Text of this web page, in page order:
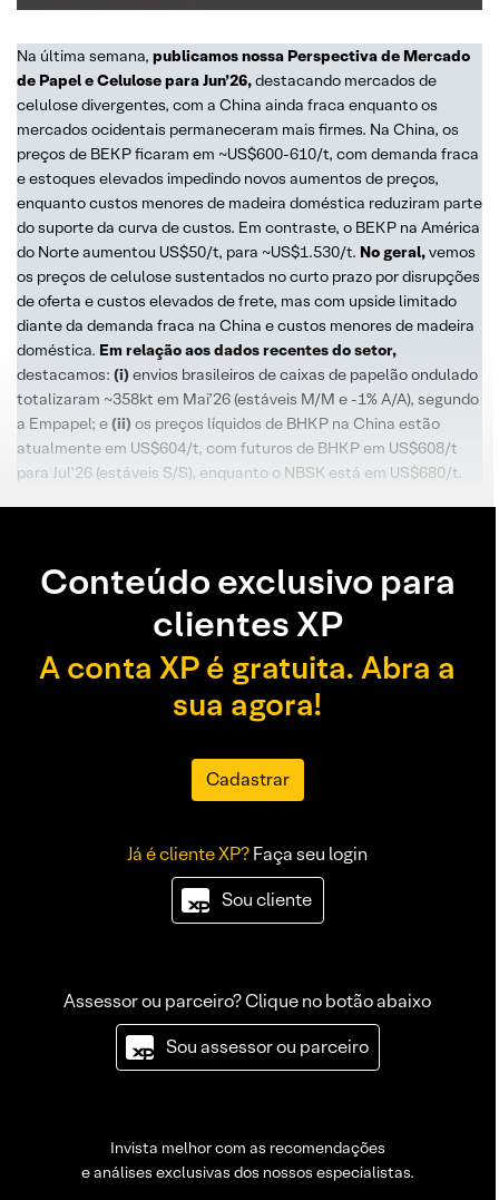
Na última semana, publicamos nossa Perspectiva de Mercado
de Papel e Celulose para Jun’26,destacando mercados de
celulose divergentes, com a China ainda fraca enquanto os
mercados ocidentais permaneceram mais firmes. Na China, os
preços de BEKP ficaram em ~US$600-610/t, com demanda fraca
e estoques elevados impedindo novos aumentos de preços,
enquanto custos menores de madeira doméstica reduziram parte
do suporte da curva de custos. Em contraste, o BEKP na América
do Norte aumentou US$50/t, para ~US$1.530/t. No geral,vemos
os preços de celulose sustentados no curto prazo por disrupções
de oferta e custos elevados de frete, mas com upside limitado
diante da demanda fraca na China e custos menores de madeira
doméstica. Em relação aos dados recentes do setor,
destacamos: (i)envios brasileiros de caixas de papelão ondulado
totalizaram ~358kt em Mai’26 (estáveis M/M e -1% A/A), segundo
a Empapel; e(ii) os preços líquidos de BHKP na China estão
atualmente em US$604/t, com futuros de BHKP em US$608/t
para Jul’26 (estáveis S/S), enquanto o NBSK está em US$680/t.
Conteúdo exclusivo para
clientes XP
A conta XP é gratuita. Abra a
sua agora!
Cadastrar
Já é cliente XP?Faça seu login
Sou cliente
Assessor ou parceiro? Clique no botão abaixo
Sou assessor ou parceiro
Invista melhor com as recomendações
e análises exclusivas dos nossos especialistas.